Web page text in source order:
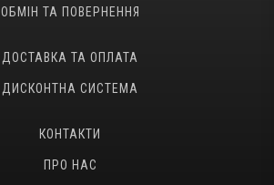
ОБМІН ТА ПОВЕРНЕННЯ
ДОСТАВКА ТА ОПЛАТА
ДИСКОНТНА СИСТЕМА
КОНТАКТИ
ПРО НАС